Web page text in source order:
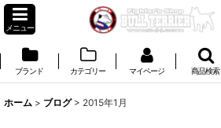
メニュー
ブランド カテゴリー マイページ 商品検索
ホーム > ブログ > 2015年1月